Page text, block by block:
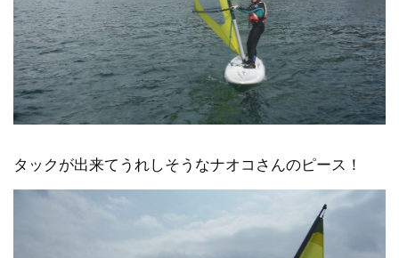
タックが出来てうれしそうなナオコさんのピース！